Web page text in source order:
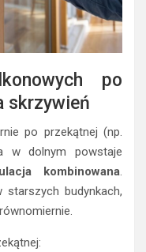
po
skrzywień
po przekątnej (np.
w dolnym powstaje
kombinowana.
budynkach,